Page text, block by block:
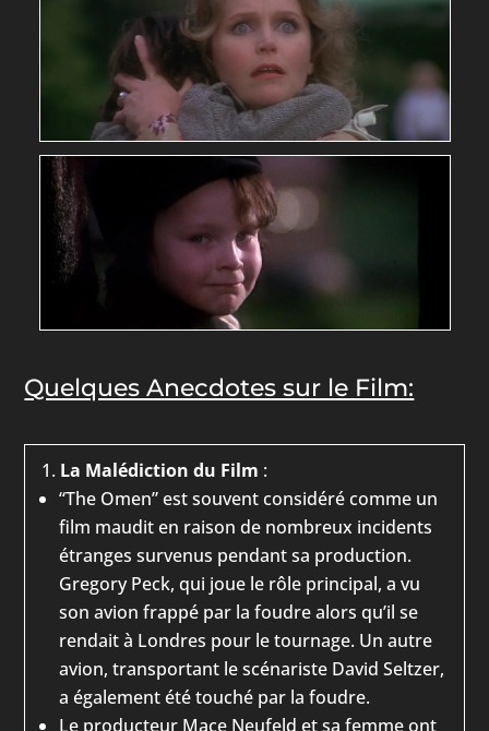
Quelques Anecdotes sur le Film:
La Malédiction du Film :
“The Omen” est souvent considéré comme un
film maudit en raison de nombreux incidents
étranges survenus pendant sa production.
Gregory Peck, qui joue le rôle principal, a vu
son avion frappé par la foudre alors qu’il se
rendait à Londres pour le tournage. Un autre
avion, transportant le scénariste David Seltzer,
a également été touché par la foudre.
Le producteur Mace Neufeld et sa femme ont